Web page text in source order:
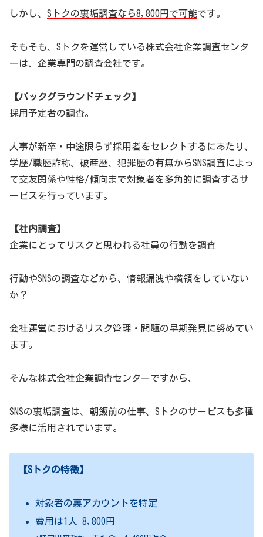
しかし、 Sトクの裏垢調査なら8,800円で可能です。
そもそも、Sトクを運営している株式会社企業調査センタ
ーは、企業専門の調査会社です。
【バックグラウンドチェック】
採用予定者の調査。
人事が新卒・中途限らず採用者をセレクトするにあたり、
学歴/職歴詐称、破産歴、犯罪歴の有無からSNS調査によっ
て交友関係や性格/傾向まで対象者を多角的に調査するサ
ービスを行っています。
【社内調査】
企業にとってリスクと思われる社員の行動を調査
行動やSNSの調査などから、情報漏洩や横領をしていない
か？
会社運営におけるリスク管理・問題の早期発見に努めてい
ます。
そんな株式会社企業調査センターですから、
SNSの裏垢調査は、朝飯前の仕事、Sトクのサービスも多種
多様に活用されています。
【Sトクの特徴】
対象者の裏アカウントを特定
費用は1人 8,800円